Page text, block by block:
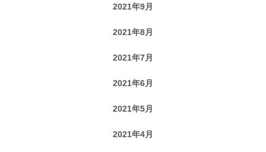
2021年9月
2021年8月
2021年7月
2021年6月
2021年5月
2021年4月